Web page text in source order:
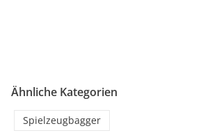
Ähnliche Kategorien
Spielzeugbagger